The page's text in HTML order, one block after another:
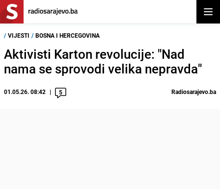
/ VIJESTI / BOSNA I HERCEGOVINA
Aktivisti Karton revolucije: "Nad
nama se sprovodi velika nepravda"
01.05.26. 08:42 5 Radiosarajevo.ba